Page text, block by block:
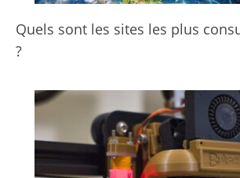
Quels sont les sites les plus
?